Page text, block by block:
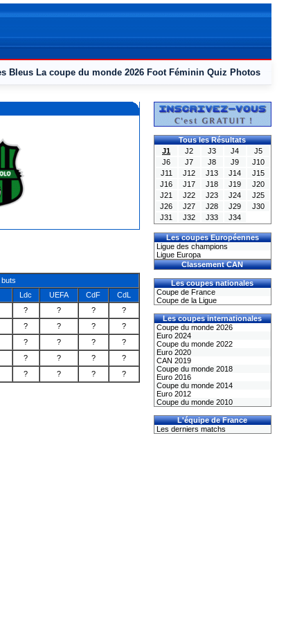
Bleus La coupe du monde 2026 Foot Féminin Quiz Photos
buts
Ldc UEFA CdF CdL
? ? ? ?
? ? ? ?
? ? ? ?
? ? ? ?
? ? ? ?
Tous les Résultats
J1
J2 J3 J4
J5
J6
J7 J8 J9
J10
J11
J12 J13 J14
J15
J16
J17 J18 J19
J20
J21
J22 J23 J24
J25
J26
J27 J28 J29
J30
J31
J32 J33 J34
Les coupes Européennes
Ligue des champions
Ligue Europa
Classement CAN
Les coupes nationales
Coupe de France
Coupe de la Ligue
Les coupes internationales
Coupe du monde 2026
Euro 2024
Coupe du monde 2022
Euro 2020
CAN 2019
Coupe du monde 2018
Euro 2016
Coupe du monde 2014
Euro 2012
Coupe du monde 2010
L'équipe de France
Les derniers matchs